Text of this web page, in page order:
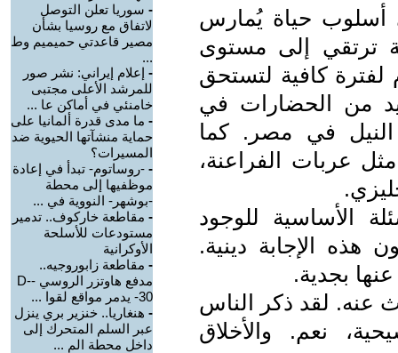
أسلوب حياة يُمارس
ترتقي إلى مستوى
كافية لتستحق
من الحضارات في
النيل في مصر. كما
عربات الفراعنة،
الأساسية للوجود
هذه الإجابة دينية.
بجدية.
عنه. لقد ذكر الناس
نعم. والأخلاق
- سوريا تعلن التوصل
لاتفاق مع روسيا بشأن
مصير قاعدتي حميميم وط
...
- إعلام إيراني: نشر صور
للمرشد الأعلى مجتبى
خامنئي في أماكن عا ...
- ما مدى قدرة ألمانيا على
حماية منشآتها الحيوية ضد
المسيرات؟
- -روساتوم- تبدأ في إعادة
موظفيها إلى محطة
-بوشهر- النووية في ...
- مقاطعة خاركوف.. تدمير
مستودعات للأسلحة
الأوكرانية
- مقاطعة زابوروجيه..
مدفع هاوتزر الروسي -D-
30- يدمر مواقع لقوا ...
- هنغاريا.. خنزير بري ينزل
عبر السلم المتحرك إلى
داخل محطة الم ...